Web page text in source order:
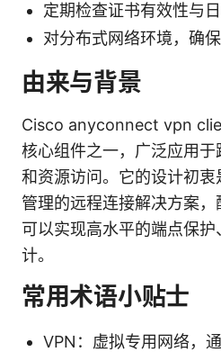
定期检查证书有效性与
对分布式网络环境，确
由来与背景
Cisco anyconnect vpn
核心组件之一，广泛应用
和资源访问。它的设计初
管理的远程连接解决方案
可以实现高水平的端点保
计。
常用术语小贴士
VPN：虚拟专用网络，